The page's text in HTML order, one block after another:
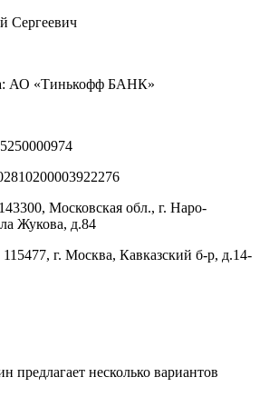
Сергеевич
АО «Тинькофф БАНК»
Московская обл., г. Наро-
Жукова, д.84
г. Москва, Кавказский б-р, д.14-
предлагает несколько вариантов